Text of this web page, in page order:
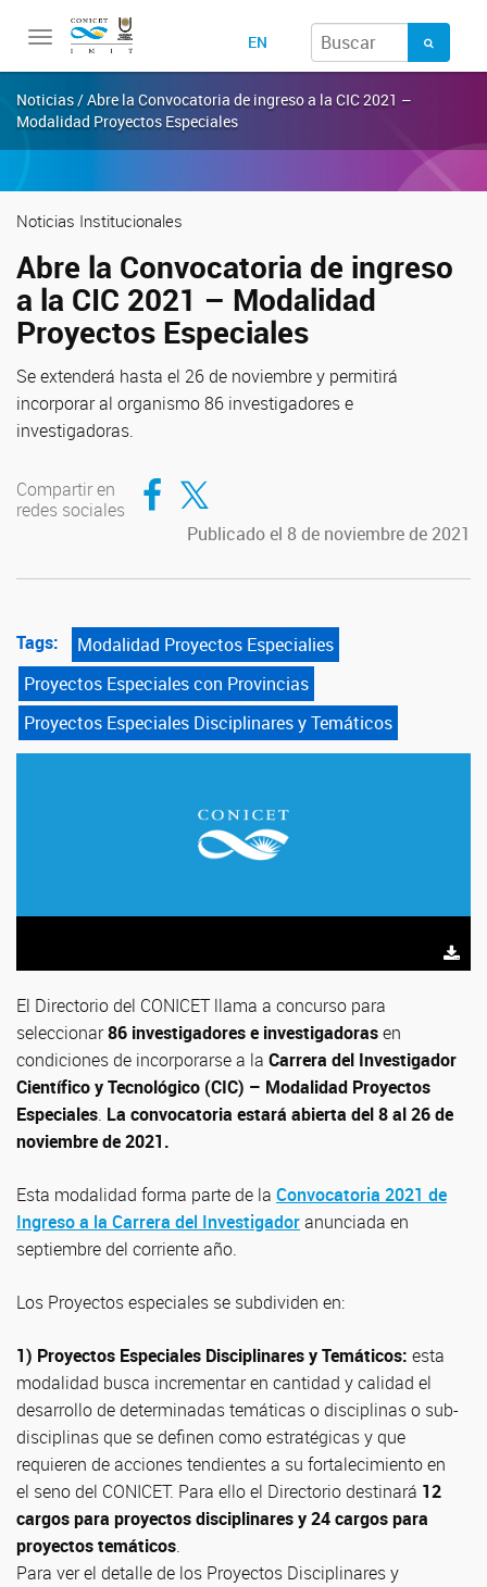
Toggle
EN
Noticias / Abre la Convocatoria de ingreso a la CIC 2021 –
Modalidad Proyectos Especiales
Noticias Institucionales
Abre la Convocatoria de ingreso
a la CIC 2021 – Modalidad
Proyectos Especiales
Se extenderá hasta el 26 de noviembre y permitirá
incorporar al organismo 86 investigadores e
investigadoras.
Compartir en
redes sociales
Compartir en Facebook
Compartir en Twitter
Publicado el 8 de noviembre de 2021
Tags:
Modalidad Proyectos Especialies
Proyectos Especiales con Provincias
Proyectos Especiales Disciplinares y Temáticos
El Directorio del CONICET llama a concurso para
seleccionar86 investigadores e investigadorasen
condiciones de incorporarse a la Carrera del Investigador
Científico y Tecnológico (CIC) – Modalidad Proyectos
Especiales. La convocatoria estará abierta del 8 al 26 de
noviembre de 2021.
Esta modalidad forma parte de la Convocatoria 2021 de
Ingreso a la Carrera del Investigadoranunciada en
septiembre del corriente año.
Los Proyectos especiales se subdividen en:
1) Proyectos Especiales Disciplinares y Temáticos: esta
modalidad busca incrementar en cantidad y calidad el
desarrollo de determinadas temáticas o disciplinas o sub-
disciplinas que se definen como estratégicas y que
requieren de acciones tendientes a su fortalecimiento en
el seno del CONICET. Para ello el Directorio destinará 12
cargos para proyectos disciplinares y 24 cargos para
proyectos temáticos.
Para ver el detalle de los Proyectos Disciplinares y